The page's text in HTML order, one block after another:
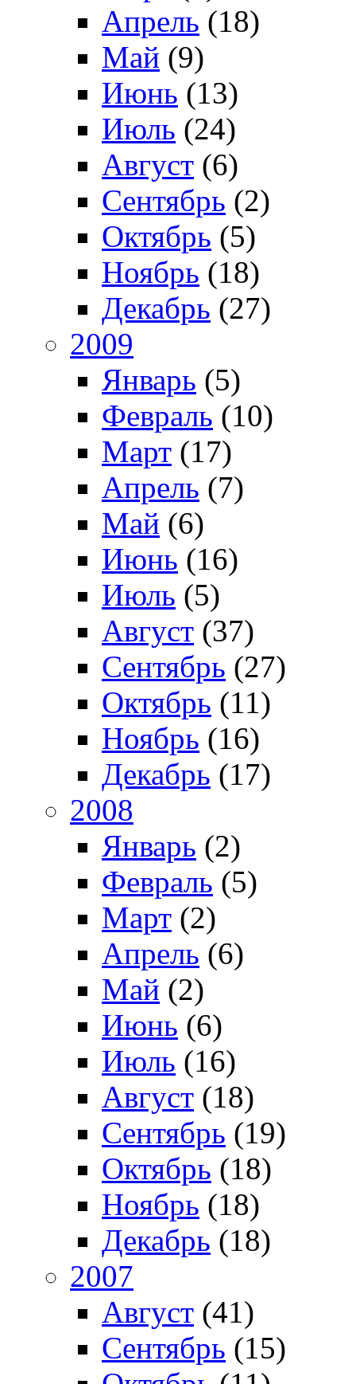
Апрель (18)
Май (9)
Июнь (13)
Июль (24)
Август (6)
Сентябрь (2)
Октябрь (5)
Ноябрь (18)
Декабрь (27)
2009
Январь (5)
Февраль (10)
Март (17)
Апрель (7)
Май (6)
Июнь (16)
Июль (5)
Август (37)
Сентябрь (27)
Октябрь (11)
Ноябрь (16)
Декабрь (17)
2008
Январь (2)
Февраль (5)
Март (2)
Апрель (6)
Май (2)
Июнь (6)
Июль (16)
Август (18)
Сентябрь (19)
Октябрь (18)
Ноябрь (18)
Декабрь (18)
2007
Август (41)
Сентябрь (15)